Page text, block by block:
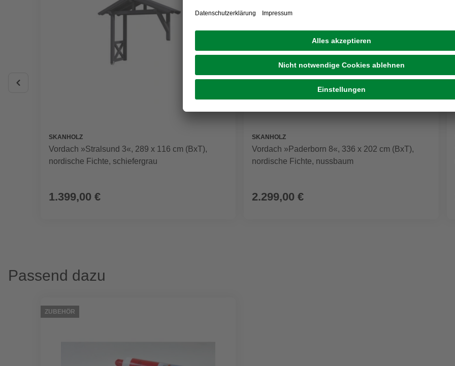
SKANHOLZ
Vordach »Stralsund 3«, 289 x 116 cm (BxT),
nordische Fichte, schiefergrau
1.399,00 €
SKANHOLZ
Vordach »Paderborn 8«, 336 x 202 cm (BxT),
nordische Fichte, nussbaum
2.299,00 €
Passend dazu
ZUBEHÖR